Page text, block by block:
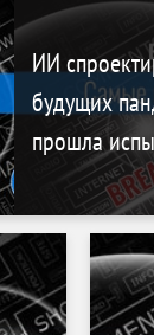
ИИ
будущих
прошла